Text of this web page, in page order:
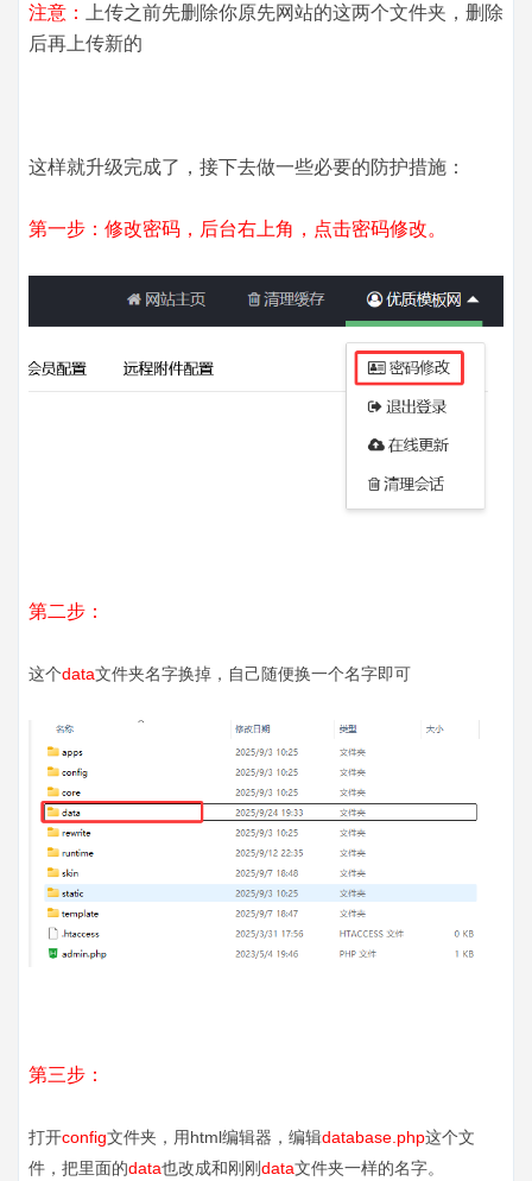
注意：
上传之前先删除你原先网站的这两个文件夹，删除
后再上传新的
这样就升级完成了，接下去做一些必要的防护措施：
第一步：修改密码，后台右上角，点击密码修改。
第二步：
这个data文件夹名字换掉，自己随便换一个名字即可
第三步：
打开config文件夹，用html编辑器，编辑database.php这个文
件，把里面的data也改成和刚刚data文件夹一样的名字。